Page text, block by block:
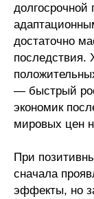
долгосрочной
достаточно
последствия.
— быстрый
экономик
мировых цен
При
сначала
эффекты, но